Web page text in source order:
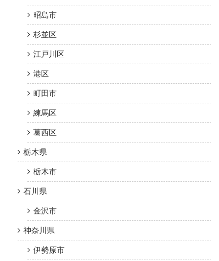
昭島市
杉並区
江戸川区
港区
町田市
練馬区
葛西区
栃木県
栃木市
石川県
金沢市
神奈川県
伊勢原市